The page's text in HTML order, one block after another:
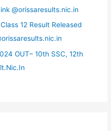
@orissaresults.nic.in
12 Result Released
OUT– 10th SSC, 12th